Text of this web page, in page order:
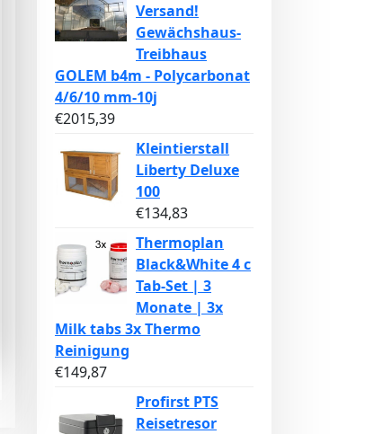
Versand!
Gewächshaus-
Treibhaus
GOLEM b4m - Polycarbonat
4/6/10 mm-10j
€2015,39
Kleintierstall
Liberty Deluxe
100
€134,83
Thermoplan
Black&White 4 c
Tab-Set | 3
Monate | 3x
Milk tabs 3x Thermo
Reinigung
€149,87
Profirst PTS
Reisetresor